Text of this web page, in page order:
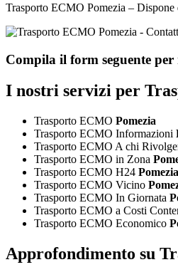
Trasporto ECMO Pomezia –
Compila il form seguente
I nostri servizi per
Trasporto ECMO Pomezia
Trasporto ECMO Informazioni
Trasporto ECMO A chi
Trasporto ECMO in Zona
Trasporto ECMO H24 Pomezia
Trasporto ECMO Vicino
Trasporto ECMO In Giornata
Trasporto ECMO a Costi
Trasporto ECMO Economico
Approfondimento su